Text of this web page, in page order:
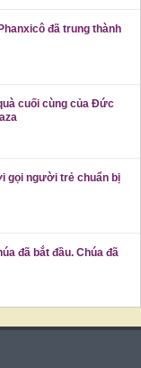
đã trung thành
cuối cùng của Đức
gọi người trẻ chuẩn bị
đã bắt đầu. Chúa đã